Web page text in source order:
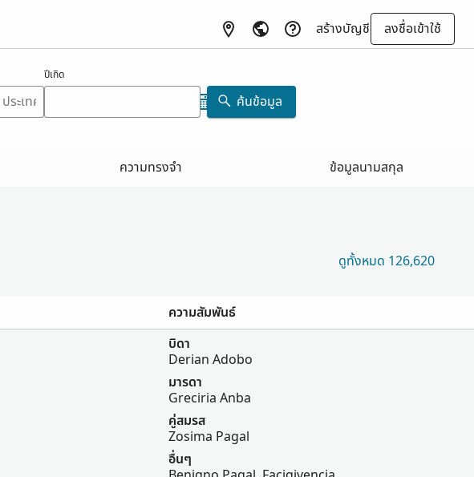
สร้างบัญชี
ลงชื่อเข้าใช้
ปีเกิด
ค้นข้อมูล
ความทรงจำ ข้อมูลนามสกุล
ดูทั้งหมด 126,620
ความสัมพันธ์
บิดา
Derian Adobo
มารดา
Greciria Anba
คู่สมรส
Zosima Pagal
อื่นๆ